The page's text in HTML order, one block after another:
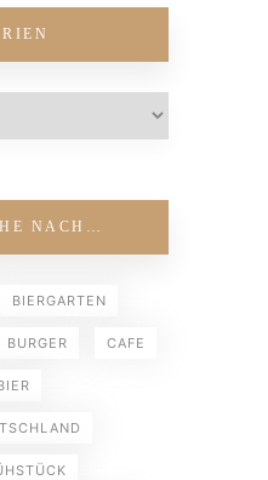
NACH…
BIERGARTEN
BURGER CAFE